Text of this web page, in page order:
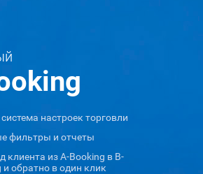
настроек торговли
фильтры и отчеты
клиента из A-Booking в B-
и обратно в один клик